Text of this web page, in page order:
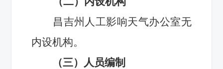
昌吉州人工影响天气办公室无
内设机构。
（三）人员编制